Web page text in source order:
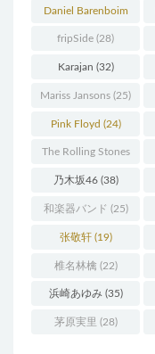
Daniel Barenboim
(37)
fripSide (28)
Karajan (32)
Mariss Jansons (25)
Pink Floyd (24)
The Rolling Stones
(30)
乃木坂46(38)
和楽器バンド (25)
张敬轩(19)
椎名林檎 (22)
浜崎あゆみ(35)
茅原実里 (28)